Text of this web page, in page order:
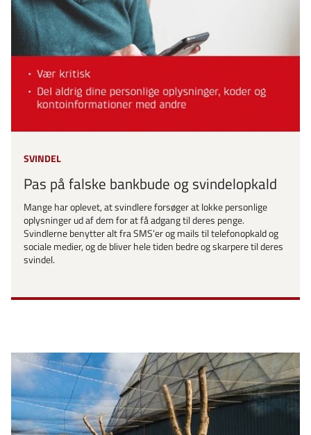
SVINDEL
Pas på falske bankbude og svindelopkald
Mange har oplevet, at svindlere forsøger at lokke personlige
oplysninger ud af dem for at få adgang til deres penge.
Svindlerne benytter alt fra SMS’er og mails til telefonopkald og
sociale medier, og de bliver hele tiden bedre og skarpere til deres
svindel.